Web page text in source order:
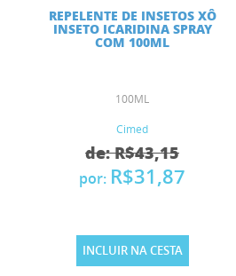
REPELENTE DE INSETOS XÔ
INSETO ICARIDINA SPRAY
COM 100ML
100ML
Cimed
de: R$43,15
por: R$31,87
INCLUIR NA CESTA